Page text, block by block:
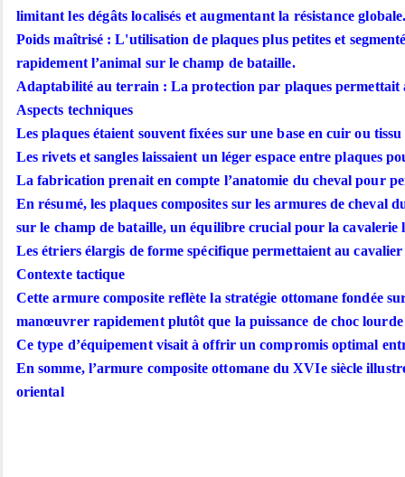
limitant les dégâts localisés et augmentant la résistance
Poids maîtrisé : L'utilisation de plaques plus petites et
rapidement l’animal sur le champ de bataille.
Adaptabilité au terrain : La protection par plaques permettait
Aspects techniques
Les plaques étaient souvent fixées sur une base en cuir ou
Les rivets et sangles laissaient un léger espace entre plaques
La fabrication prenait en compte l’anatomie du cheval pour
En résumé, les plaques composites sur les armures de
sur le champ de bataille, un équilibre crucial pour la cavalerie
Les étriers élargis de forme spécifique permettaient au
Contexte tactique
Cette armure composite reflète la stratégie ottomane fondée
manœuvrer rapidement plutôt que la puissance de choc lourde
Ce type d’équipement visait à offrir un compromis optimal
En somme, l’armure composite ottomane du XVIe siècle
oriental